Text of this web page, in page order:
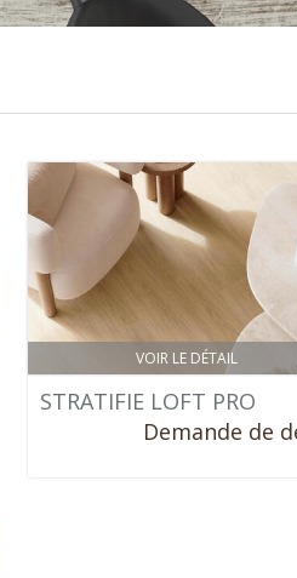
VOIR LE DÉTAIL
STRATIFIE LOFT PRO
Demande de